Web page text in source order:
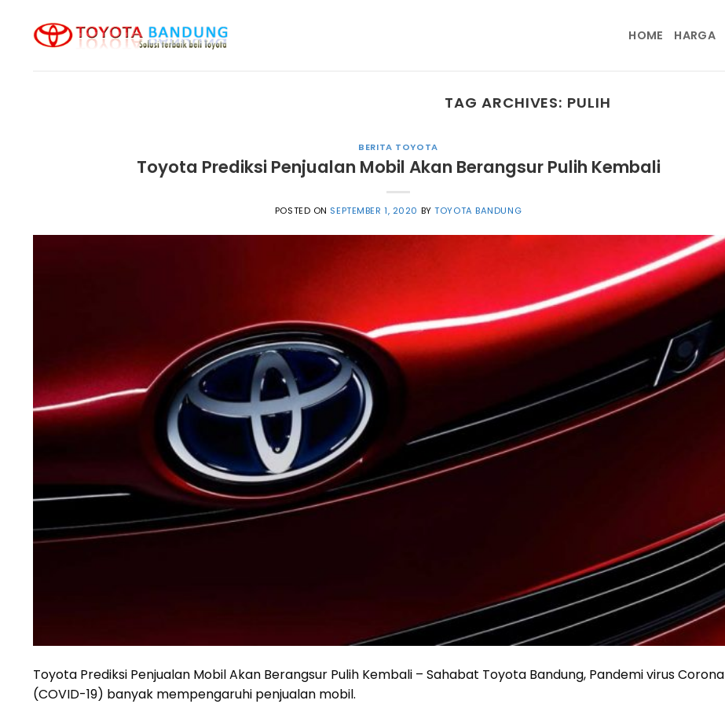
content
HOME HARGA
TAG ARCHIVES: PULIH
BERITA TOYOTA
Toyota Prediksi Penjualan Mobil Akan Berangsur Pulih Kembali
POSTED ON SEPTEMBER 1, 2020 BYTOYOTA BANDUNG
Toyota Prediksi Penjualan Mobil Akan Berangsur Pulih Kembali – Sahabat Toyota Bandung, Pandemi virus Corona
(COVID-19) banyak mempengaruhi penjualan mobil.